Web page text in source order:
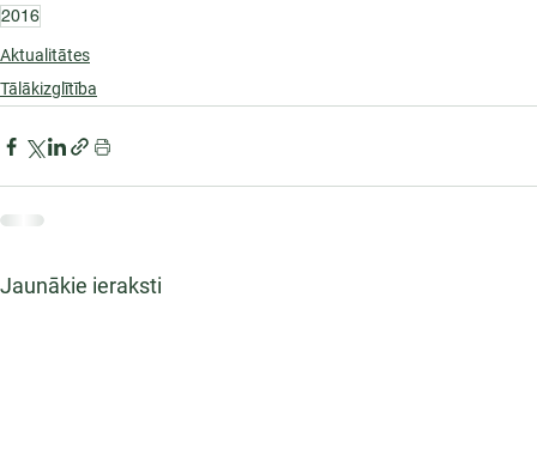
2016
Aktualitātes
Tālākizglītība
Jaunākie ieraksti